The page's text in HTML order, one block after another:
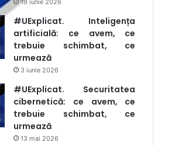
19 iunie 2026
#UExplicat. Inteligența
artificială: ce avem, ce
trebuie schimbat, ce
urmează
3 iunie 2026
#UExplicat. Securitatea
cibernetică: ce avem, ce
trebuie schimbat, ce
urmează
13 mai 2026